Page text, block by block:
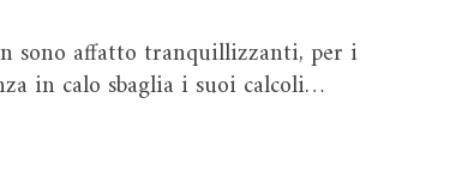
sono affatto tranquillizzanti, per i
in calo sbaglia i suoi calcoli…